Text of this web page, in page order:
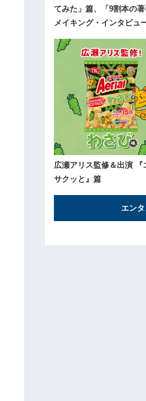
てみた」篇、「9割本の
メイキング・インタビュ
広瀬アリス監修＆出演
サクッと』篇
エン